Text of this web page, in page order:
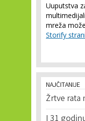
Uuputstva
mreža
Storify
NAJČITANIJE
Žrtve rata